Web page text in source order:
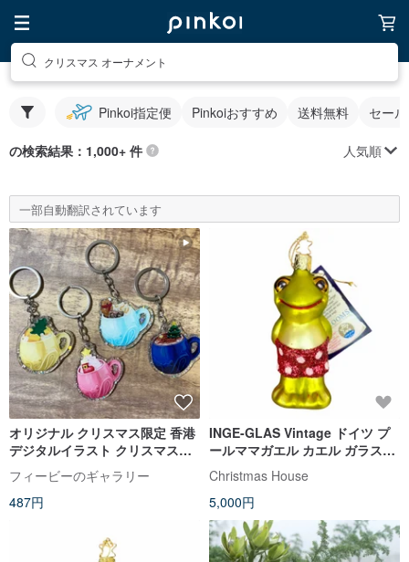
クリスマス オーナメント
Pinkoi指定便 Pinkoiおすすめ 送料無料 セー
の検索結果：1,000+ 件 人気順
一部自動翻訳されています
オリジナル クリスマス限定 香港
デジタルイラスト クリスマスス
イーツカップ キーホルダー キー
リング 装飾 オーナメント
フィービーのギャラリー
487円
INGE-GLAS Vintage ドイツ プ
ールママガエル カエル ガラスオ
ーナメント クリスマスオーナ
メント
Christmas House
5,000円